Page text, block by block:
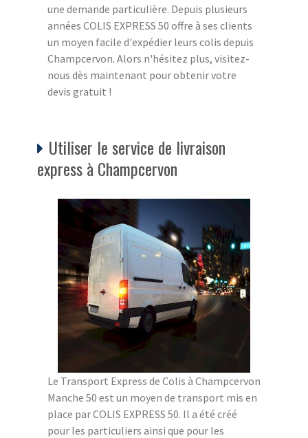
une demande particulière. Depuis plusieurs
années COLIS EXPRESS 50 offre à ses clients
un moyen facile d'expédier leurs colis depuis
Champcervon. Alors n'hésitez plus, visitez-
nous dès maintenant pour obtenir votre
devis gratuit !
Utiliser le service de livraison
express à Champcervon
Le Transport Express de Colis à Champcervon
Manche 50 est un moyen de transport mis en
place par COLIS EXPRESS 50. Il a été créé
pour les particuliers ainsi que pour les